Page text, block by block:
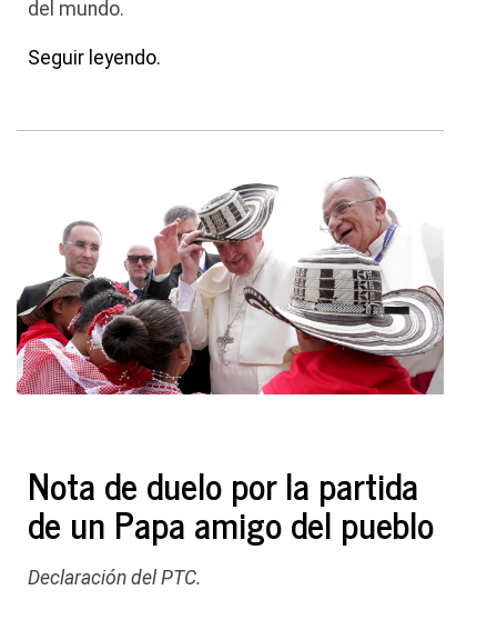
del mundo.
Seguir leyendo.
Nota de duelo por la partida
de un Papa amigo del pueblo
Declaración del PTC.